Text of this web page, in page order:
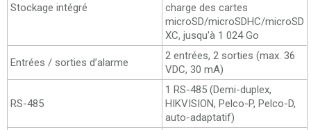
Stockage intégré
charge des cartes
microSD/microSDHC/microSD
XC, jusqu'à 1 024 Go
Entrées / sorties d’alarme
2 entrées, 2 sorties (max. 36
VDC, 30 mA)
RS-485
1 RS-485 (Demi-duplex,
HIKVISION, Pelco-P, Pelco-D,
auto-adaptatif)